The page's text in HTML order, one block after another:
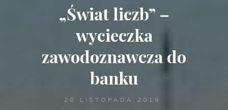
„Świat liczb” –
wycieczka
zawodoznawcza do
banku
28 LISTOPADA 2019